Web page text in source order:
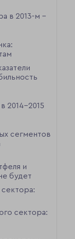
в 2013-м –
2014–2015
сегментов
и
будет
сектора: